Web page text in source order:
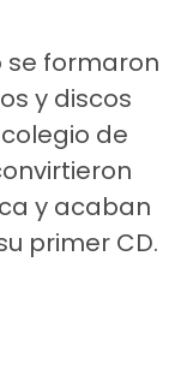
se formaron
y discos
de
y acaban
primer CD.